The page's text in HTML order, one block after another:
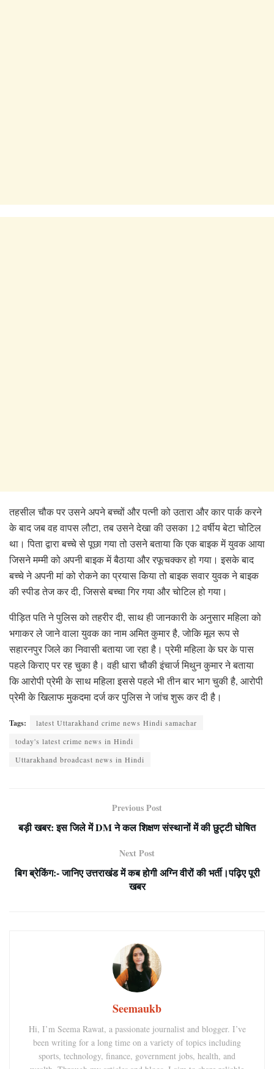
तहसील चौक पर उसने अपने बच्चों और पत्नी को उतारा और कार पार्क करने
के बाद जब वह वापस लौटा, तब उसने देखा की उसका 12 वर्षीय बेटा चोटिल
था। पिता द्वारा बच्चे से पूछा गया तो उसने बताया कि एक बाइक में युवक आया
जिसने मम्मी को अपनी बाइक में बैठाया और रफूचक्कर हो गया। इसके बाद
बच्चे ने अपनी मां को रोकने का प्रयास किया तो बाइक सवार युवक ने बाइक
की स्पीड तेज कर दी, जिससे बच्चा गिर गया और चोटिल हो गया।
पीड़ित पति ने पुलिस को तहरीर दी, साथ ही जानकारी के अनुसार महिला को
भगाकर ले जाने वाला युवक का नाम अमित कुमार है, जोकि मूल रूप से
सहारनपुर जिले का निवासी बताया जा रहा है। प्रेमी महिला के घर के पास
पहले किराए पर रह चुका है। वही धारा चौकी इंचार्ज मिथुन कुमार ने बताया
कि आरोपी प्रेमी के साथ महिला इससे पहले भी तीन बार भाग चुकी है, आरोपी
प्रेमी के खिलाफ मुकदमा दर्ज कर पुलिस ने जांच शुरू कर दी है।
Tags:
latest Uttarakhand crime news Hindi samachar
today's latest crime news in Hindi
Uttarakhand broadcast news in Hindi
Previous Post
बड़ी खबर: इस जिले में DM ने कल शिक्षण संस्थानों में की छुट्टी घोषित
Next Post
बिग ब्रेकिंग:- जानिए उत्तराखंड में कब होगी अग्नि वीरों की भर्ती।पढ़िए पूरी
खबर
Seemaukb
Hi, I’m Seema Rawat, a passionate journalist and blogger. I’ve
been writing for a long time on a variety of topics including
sports, technology, finance, government jobs, health, and